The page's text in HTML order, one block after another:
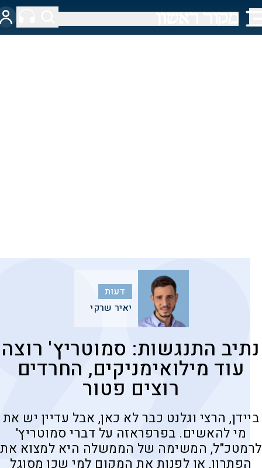
דעות
יאיר שרקי
נתיב התנגשות: סמוטריץ' רוצה
עוד מילואימניקים, החרדים
רוצים פטור
ביידן, הרצי וגלנט כבר לא כאן, אבל עדיין יש את
מי להאשים. בפרפראזה על דברי סמוטריץ'
לרמטכ"ל, המשימה של הממשלה היא למצוא את
הפתרון, או לפנות את המקום למי שכן מסוגל